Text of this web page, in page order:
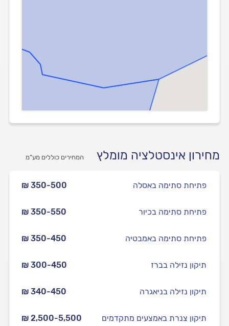
מחירון אינסטלציה מומלץ המחירים כוללים מע”מ
₪ 350-500 פתיחת סתימה באסלה
₪ 350-550 פתיחת סתימה בכיור
₪ 350-450 פתיחת סתימה באמבטיה
₪ 300-450 תיקון נזילה בברז
₪ 340-450 תיקון נזילה בניאגרה
₪ 2,500-5,500 תיקון צנרת באמצעים מתקדמים